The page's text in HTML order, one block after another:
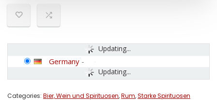
Updating...
Updating...
Germany -
Categories: Bier, Wein und Spirituosen,Rum,Starke Spirituosen